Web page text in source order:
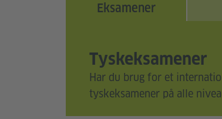
Eksamener
Tyskeksamener
Har du brug for et
tyskeksamener på alle